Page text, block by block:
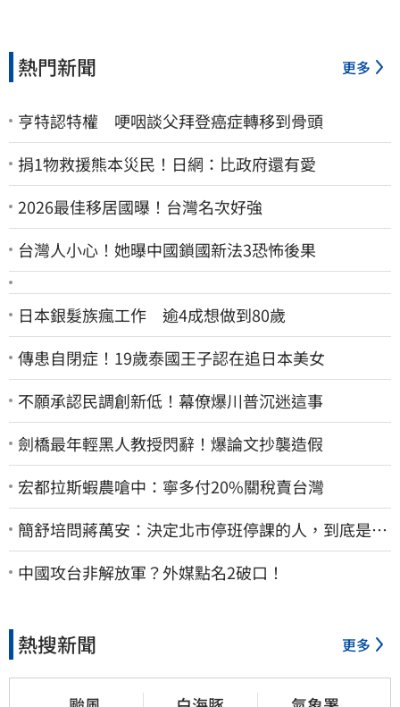
熱門新聞 更多
亨特認特權 哽咽談父拜登癌症轉移到骨頭
捐1物救援熊本災民！日網：比政府還有愛
2026最佳移居國曝！台灣名次好強
台灣人小心！她曝中國鎖國新法3恐怖後果
日本銀髮族瘋工作 逾4成想做到80歲
傳患自閉症！19歲泰國王子認在追日本美女
不願承認民調創新低！幕僚爆川普沉迷這事
劍橋最年輕黑人教授閃辭！爆論文抄襲造假
宏都拉斯蝦農嗆中：寧多付20%關稅賣台灣
簡舒培問蔣萬安：決定北市停班停課的人，到底是台
北市長，還是氣象署？
中國攻台非解放軍？外媒點名2破口！
熱搜新聞 更多